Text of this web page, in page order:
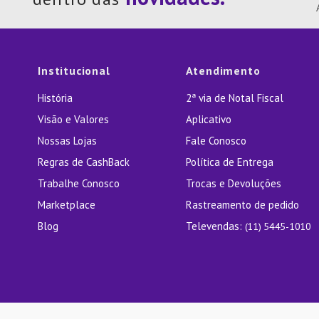
Institucional
História
Visão e Valores
Nossas Lojas
Regras de CashBack
Trabalhe Conosco
Marketplace
Blog
Atendimento
2ª via de Notal Fiscal
Aplicativo
Fale Conosco
Política de Entrega
Trocas e Devoluções
Rastreamento de pedido
Televendas: (11) 5445-1010